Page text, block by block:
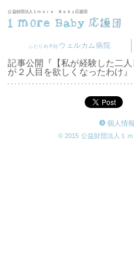
公益財団法人１ｍｏｒｅ Ｂａｂｙ応援団
ふたりめ不妊 ウェルカム病院
記事公開『【私が経験した二
が２人目を欲しくなったわけ』
個人情
© 2015 公益財団法人１